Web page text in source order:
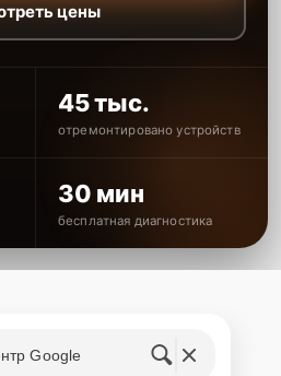
цены
45 тыс.
отремонтировано устройств
30 мин
бесплатная диагностика
Google